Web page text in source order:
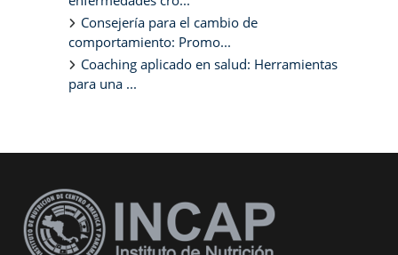
Consejería para el cambio de
comportamiento: Promo...
Coaching aplicado en salud: Herramientas
para una ...
Bloques suplementarios